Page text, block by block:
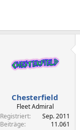
Chesterfield
Fleet Admiral
Registriert
Sep. 2011
Beiträge
11.061